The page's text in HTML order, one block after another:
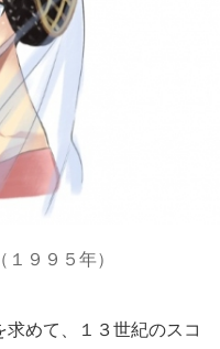
１９９５年）
めて、１３世紀のスコ